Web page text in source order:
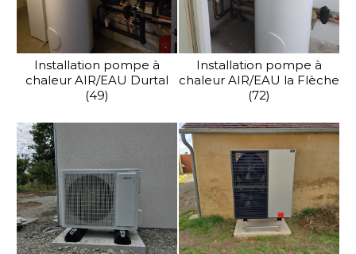
Installation pompe à
chaleur AIR/EAU Durtal
(49)
Installation pompe à
chaleur AIR/EAU la Flèche
(72)